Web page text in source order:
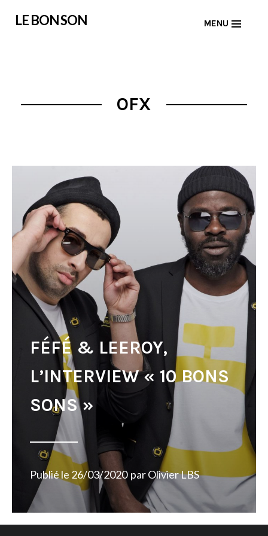
LE BON SON MENU
OFX
FÉFÉ & LEEROY,
L’INTERVIEW « 10 BONS
SONS »
Publié le 26/03/2020 parOlivier LBS